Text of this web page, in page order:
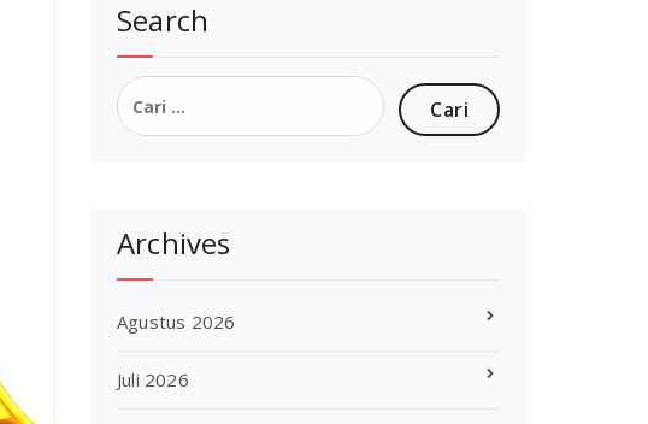
Search
Cari
untuk:
Archives
Agustus 2026
Juli 2026